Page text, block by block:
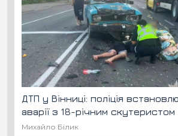
ДТП у Вінниці: поліція
аварії з 18-річним скутеристом
Михайло Білик